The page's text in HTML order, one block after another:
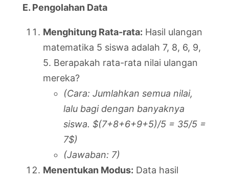
E. Pengolahan Data
Menghitung Rata-rata: Hasil ulangan
matematika 5 siswa adalah 7, 8, 6, 9,
5. Berapakah rata-rata nilai ulangan
mereka?
(Cara: Jumlahkan semua nilai,
lalu bagi dengan banyaknya
siswa. $(7+8+6+9+5)/5 = 35/5 =
7$)
(Jawaban: 7)
Menentukan Modus: Data hasil